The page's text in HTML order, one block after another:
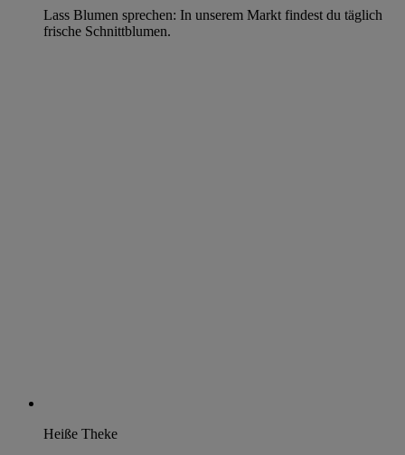
Lass Blumen sprechen: In unserem Markt findest du täglich
frische Schnittblumen.
Heiße Theke